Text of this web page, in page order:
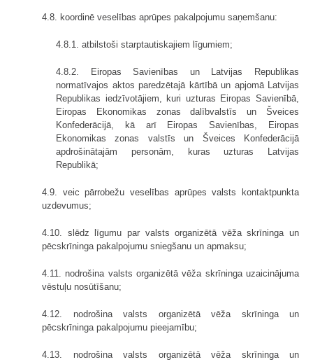
4.8. koordinē veselības aprūpes pakalpojumu saņemšanu:
4.8.1. atbilstoši starptautiskajiem līgumiem;
4.8.2. Eiropas Savienības un Latvijas Republikas
normatīvajos aktos paredzētajā kārtībā un apjomā Latvijas
Republikas iedzīvotājiem, kuri uzturas Eiropas Savienībā,
Eiropas Ekonomikas zonas dalībvalstīs un Šveices
Konfederācijā, kā arī Eiropas Savienības, Eiropas
Ekonomikas zonas valstīs un Šveices Konfederācijā
apdrošinātajām personām, kuras uzturas Latvijas
Republikā;
4.9. veic pārrobežu veselības aprūpes valsts kontaktpunkta
uzdevumus;
4.10. slēdz līgumu par valsts organizētā vēža skrīninga un
pēcskrīninga pakalpojumu sniegšanu un apmaksu;
4.11. nodrošina valsts organizētā vēža skrīninga uzaicinājuma
vēstuļu nosūtīšanu;
4.12. nodrošina valsts organizētā vēža skrīninga un
pēcskrīninga pakalpojumu pieejamību;
4.13. nodrošina valsts organizētā vēža skrīninga un